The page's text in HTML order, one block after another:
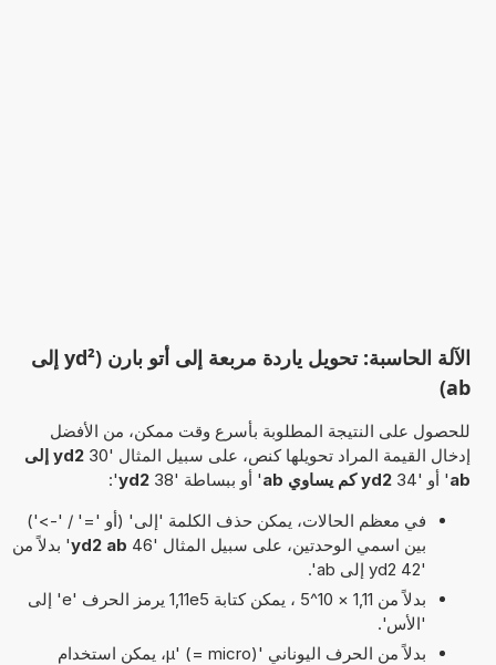
الآلة الحاسبة: تحويل ياردة مربعة إلى أتو بارن (yd² إلى
ab)
للحصول على النتيجة المطلوبة بأسرع وقت ممكن، من الأفضل
إدخال القيمة المراد تحويلها كنص، على سبيل المثال '30
yd2 إلى
ab' أو '34 yd2 كم يساوي ab ' أو ببساطة '38 yd2
':
في معظم الحالات، يمكن حذف الكلمة 'إلى' (أو '=' / '->')
بين اسمي الوحدتين، على سبيل المثال '46
yd2 ab' بدلاً من
'42 yd2 إلى ab'.
بدلاً من 1,11 × 10^5 ، يمكن كتابة 1,11e5 يرمز الحرف 'e' إلى
'الأس'.
بدلاً من الحرف اليوناني 'µ' (= micro)، يمكن استخدام